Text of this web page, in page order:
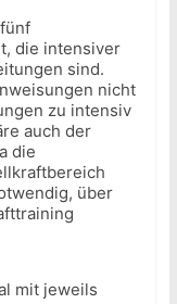
die intensiver
sind.
nicht
zu intensiv
auch der
die
über
mit jeweils